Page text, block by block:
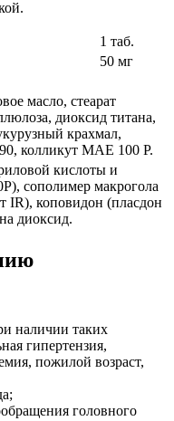
1 таб.
50 мг
масло, стеарат
диоксид титана,
крахмал,
колликут МАЕ 100 Р.
­кислоты и
сополимер макрогола
IR), коповидон (пласдон
диоксид.
наличии таких
гипертензия,
пожилой возраст,
головного